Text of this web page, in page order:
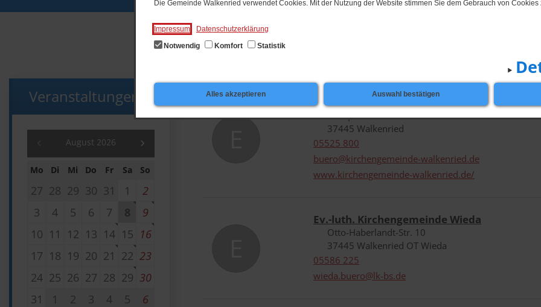
Die Gemeinde Walkenried verwendet Cookies. Mit der Nutzung der Website stimmen Sie dem Gebrauch von Cookies
Impressum
Datenschutzerklärung
Notwendig
Komfort Statistik
Alles akzeptieren Auswahl bestätigen
Veranstaltungen
August 2026
Mo Di Mi Do Fr Sa So
27 28 29 30 31 1
2
3
4 5 6 7 8
9
10 11 12 13 14 15 16
17 18 19 20 21 22 23
24 25 26 27 28 29 30
31
1 2 3 4 5 6
Start Leben Einrichtungen
Kirchliche Einrichtungen
Ev.-luth. Kirchengemeinde Walkenried
Pfarrplatz 6
37445 Walkenried
05525 800
buero@kirchengemeinde-walkenried.de
www.kirchengemeinde-walkenried.de/
Ev.-luth. Kirchengemeinde Wieda
Otto-Haberlandt-Str. 10
37445 Walkenried OT Wieda
05586 225
wieda.buero@lk-bs.de